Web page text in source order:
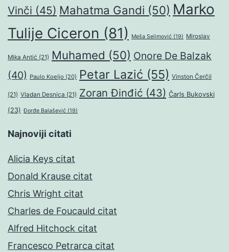
Vinči (45) Mahatma Gandi (50) Marko
Tulije Ciceron (81) Meša Selimović (19) Miroslav
Mika Antić (21) Muhamed (50) Onore De Balzak
(40) Paulo Koeljo (20) Petar Lazić (55) Vinston Čerčil
(21) Vladan Desnica (21) Zoran Đinđić (43) Čarls Bukovski
(23) Đorđe Balašević (19)
Najnoviji citati
Alicia Keys citat
Donald Krause citat
Chris Wright citat
Charles de Foucauld citat
Alfred Hitchock citat
Francesco Petrarca citat